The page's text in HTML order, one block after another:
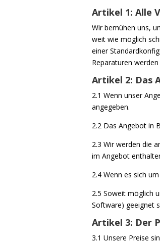
Artikel 1: Alle
Wir bemühen uns,
weit wie möglich
einer
Reparaturen
Artikel 2: Das
2.1 Wenn unser
angegeben.
2.2 Das Angebot in
2.3 Wir werden die
im Angebot
2.4 Wenn es sich
2.5 Soweit möglich
Software) geeignet
Artikel 3: Der
3.1 Unsere Preise